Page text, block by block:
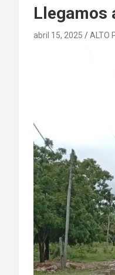
Llegamos
abril 15, 2025 ALTO